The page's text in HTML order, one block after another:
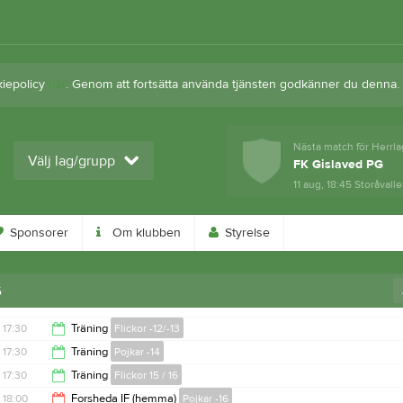
här. Genom att fortsätta använda tjänsten godkänner du denna.
Välj lag/grupp
Nästa match för
FK Gislaved PG
11 aug, 18:45
Sponsorer Om klubben Styrelse
17:30 Träning Flickor -12/-13
19:00
17:30 Träning Pojkar -14
19:00
17:30 Träning Flickor 15 / 16
18:00 Forsheda IF (hemma) Pojkar -16